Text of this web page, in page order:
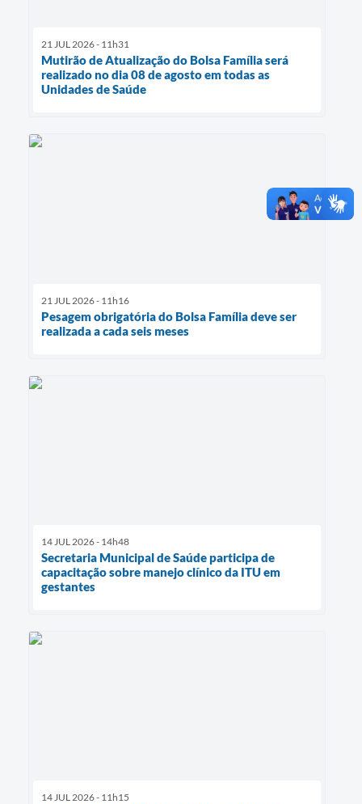
21 JUL 2026 - 11h31
Mutirão de Atualização do Bolsa Família será
realizado no dia 08 de agosto em todas as
Unidades de Saúde
21 JUL 2026 - 11h16
Pesagem obrigatória do Bolsa Família deve ser
realizada a cada seis meses
14 JUL 2026 - 14h48
Secretaria Municipal de Saúde participa de
capacitação sobre manejo clínico da ITU em
gestantes
14 JUL 2026 - 11h15